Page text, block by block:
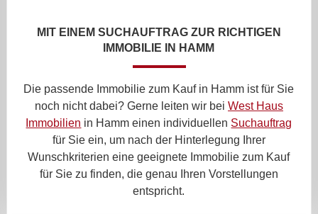
MIT EINEM SUCHAUFTRAG ZUR RICHTIGEN
IMMOBILIE IN HAMM
Die passende Immobilie zum Kauf in Hamm ist für Sie
noch nicht dabei? Gerne leiten wir bei West Haus
Immobilien in Hamm einen individuellen Suchauftrag
für Sie ein, um nach der Hinterlegung Ihrer
Wunschkriterien eine geeignete Immobilie zum Kauf
für Sie zu finden, die genau Ihren Vorstellungen
entspricht.